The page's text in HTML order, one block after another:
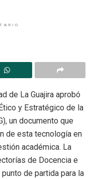
de La Guajira aprobó
y Estratégico de la
un documento que
de esta tecnología en
académica. La
de Docencia e
de partida para la